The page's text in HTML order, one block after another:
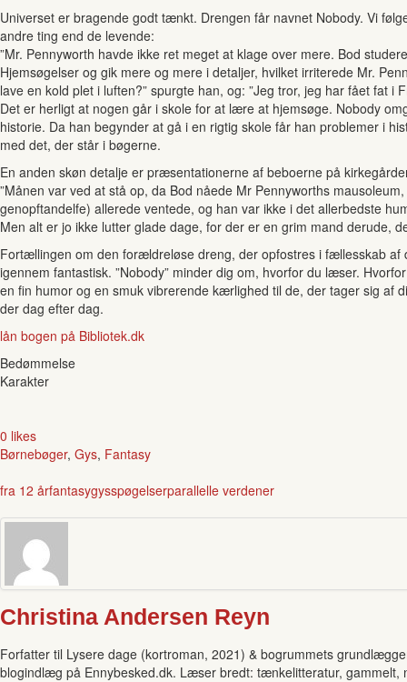
Universet er bragende godt tænkt. Drengen får navnet Nobody. Vi
andre ting end de levende:
”Mr. Pennyworth havde ikke ret meget at klage over mere. Bod
Hjemsøgelser og gik mere og mere i detaljer, hvilket irriterede Mr.
lave en kold plet i luften?” spurgte han, og: ”Jeg tror, jeg har fået fat i
Det er herligt at nogen går i skole for at lære at hjemsøge. Nobody
historie. Da han begynder at gå i en rigtig skole får han problemer i
med det, der står i bøgerne.
En anden skøn detalje er præsentationerne af beboerne på
”Månen var ved at stå op, da Bod nåede Mr Pennyworths
genopftandelfe) allerede ventede, og han var ikke i det allerbedste
Men alt er jo ikke lutter glade dage, for der er en grim mand derude,
Fortællingen om den forældreløse dreng, der opfostres i fællesskab
igennem fantastisk. ”Nobody” minder dig om, hvorfor du læser.
en fin humor og en smuk vibrerende kærlighed til de, der tager sig
der dag efter dag.
lån bogen på Bibliotek.dk
Bedømmelse
Karakter
0 likes
Børnebøger, Gys, Fantasy
fra 12 årfantasygysspøgelserparallelle verdener
Christina Andersen Reyn
Forfatter til Lysere dage (kortroman, 2021) & bogrummets
blogindlæg på Ennybesked.dk. Læser bredt: tænkelitteratur,